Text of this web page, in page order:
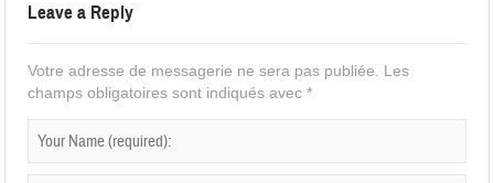
Leave a Reply
Votre adresse de messagerie ne sera pas publiée.
Les
champs obligatoires sont indiqués avec*